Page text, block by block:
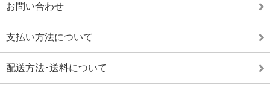
お問い合わせ
支払い方法について
配送方法･送料について